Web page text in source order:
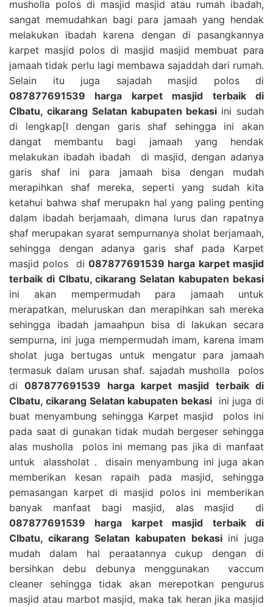
musholla polos di masjid masjid atau rumah ibadah,
sangat memudahkan bagi para jamaah yang hendak
melakukan ibadah karena dengan di pasangkannya
karpet masjid polos di masjid masjid membuat para
jamaah tidak perlu lagi membawa sajaddah dari rumah.
Selain itu juga sajadah masjid polos di
087877691539 harga karpet masjid terbaik di
CIbatu, cikarang Selatan kabupaten bekasi ini sudah
di lengkap[I dengan garis shaf sehingga ini akan
dangat membantu bagi jamaah yang hendak
melakukan ibadah ibadah di masjid, dengan adanya
garis shaf ini para jamaah bisa dengan mudah
merapihkan shaf mereka, seperti yang sudah kita
ketahui bahwa shaf merupakn hal yang paling penting
dalam ibadah berjamaah, dimana lurus dan rapatnya
shaf merupakan syarat sempurnanya sholat berjamaah,
sehingga dengan adanya garis shaf pada Karpet
masjid polos di087877691539 harga karpet masjid
terbaik di CIbatu, cikarang Selatan kabupaten bekasi
ini akan mempermudah para jamaah untuk
merapatkan, meluruskan dan merapihkan sah mereka
sehingga ibadah jamaahpun bisa di lakukan secara
sempurna, ini juga mempermudah imam, karena imam
sholat juga bertugas untuk mengatur para jamaah
termasuk dalam urusan shaf. sajadah musholla polos
di087877691539 harga karpet masjid terbaik di
CIbatu, cikarang Selatan kabupaten bekasi ini juga di
buat menyambung sehingga Karpet masjid polos ini
pada saat di gunakan tidak mudah bergeser sehingga
alas musholla polos ini memang pas jika di manfaat
untuk alassholat . disain menyambung ini juga akan
memberikan kesan rapaih pada masjid, sehingga
pemasangan karpet di masjid polos ini memberikan
banyak manfaat bagi masjid, alas masjid di
087877691539 harga karpet masjid terbaik di
CIbatu, cikarang Selatan kabupaten bekasi ini juga
mudah dalam hal peraatannya cukup dengan di
bersihkan debu debunya menggunakan vaccum
cleaner sehingga tidak akan merepotkan pengurus
masjid atau marbot masjid, maka tak heran jika masjid